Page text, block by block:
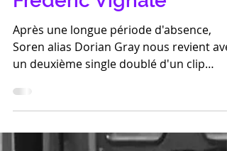
15 juin 2020 3 min de lecture
Dorian Gray, producteur
et artiste complet, son
nouveau clip est signé
Frédéric Vignale